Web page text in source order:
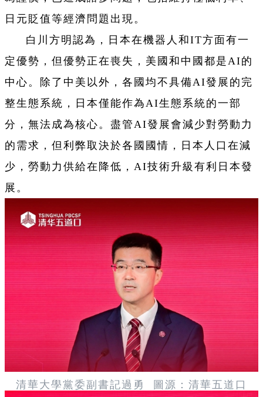
日元貶值等經濟問題出現。
白川方明認為，日本在機器人和IT方面有一
定優勢，但優勢正在喪失，美國和中國都是AI的
中心。除了中美以外，各國均不具備AI發展的完
整生態系統，日本僅能作為AI生態系統的一部
分，無法成為核心。盡管AI發展會減少對勞動力
的需求，但利弊取決於各國國情，日本人口在減
少，勞動力供給在降低，AI技術升級有利日本發
展。
清華大學黨委副書記過勇 圖源：清華五道口